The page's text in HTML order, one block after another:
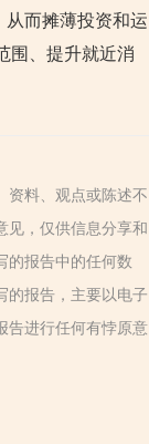
而摊薄投资和运
围、提升就近消
资料、观点或陈述不
见，仅供信息分享和
的报告中的任何数
的报告，主要以电子
告进行任何有悖原意